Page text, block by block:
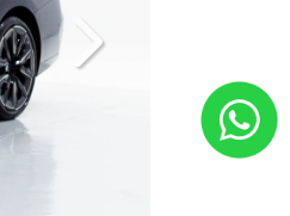
Next